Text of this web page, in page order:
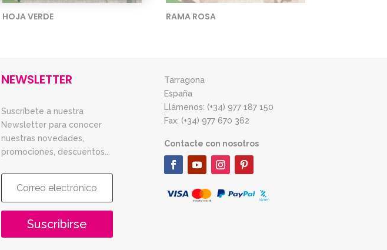
HOJA VERDE RAMA ROSA
NEWSLETTER
Suscríbete a nuestra
Newsletter para conocer
nuestras novedades,
promociones, descuentos...
Suscribirse
Tarragona
España
Llámenos: (+34) 977 187 150
Fax: (+34) 977 670 362
Contacte con nosotros